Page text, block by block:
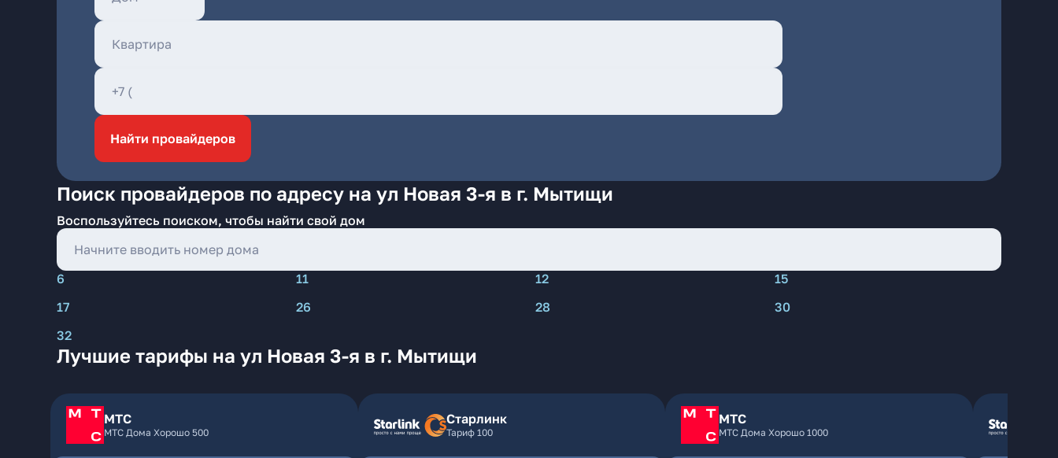
Найти провайдеров
Поиск провайдеров по адресу на ул Новая 3-я в г. Мытищи
Воспользуйтесь поиском, чтобы найти свой дом
6 11 12
15
17
26 28
30
32
Лучшие тарифы на ул Новая 3-я в г. Мытищи
МТС
МТС Дома Хорошо 500
Старлинк
Тариф 100
МТС
МТС Дома Хорошо 1000